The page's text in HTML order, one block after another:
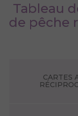
Tableau
de pêche
CARTES